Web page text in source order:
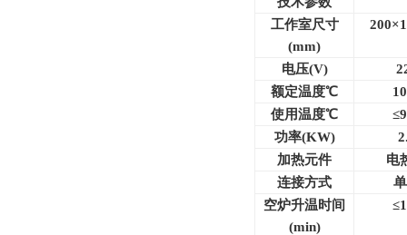
工作室尺寸
(mm)
电压(V)
额定温度℃
使用温度℃
功率(KW)
加热元件
电
连接方式
空炉升温时间
(min)